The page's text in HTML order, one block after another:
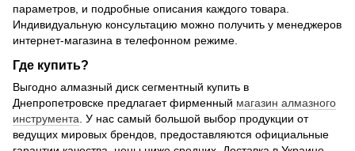
параметров, и подробные описания каждого товара.
Индивидуальную консультацию можно получить у менеджеров
интернет-магазина в телефонном режиме.
Где купить?
Выгодно алмазный диск сегментный купить в
Днепропетровске предлагает фирменный магазин алмазного
инструмента . У нас самый большой выбор продукции от
ведущих мировых брендов, предоставляются официальные